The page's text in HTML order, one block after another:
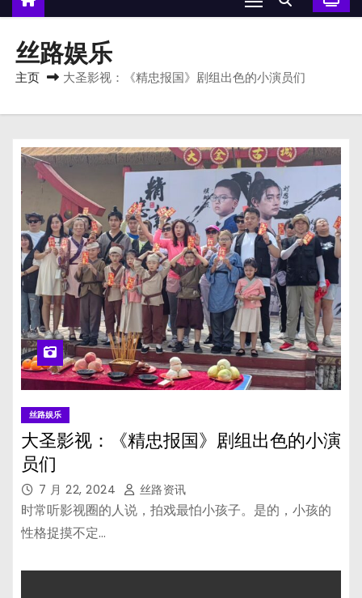
丝路娱乐
主页 大圣影视：《精忠报国》剧组出色的小演员们
丝路娱乐
大圣影视：《精忠报国》剧组出色的小演
员们
7 月 22, 2024 丝路资讯
时常听影视圈的人说，拍戏最怕小孩子。是的，小孩的
性格捉摸不定…